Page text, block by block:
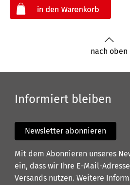
nach oben
Informiert bleiben
Newsletter abonnieren
Mit dem Abonnieren unseres
ein, dass wir Ihre E-Mail-
Versands nutzen. Weitere